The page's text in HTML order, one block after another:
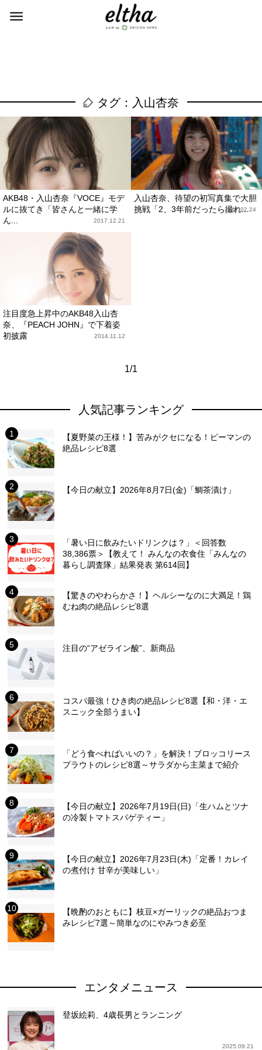
タグ：入山杏奈
AKB48・入山杏奈『VOCE』モデ
ルに抜てき「皆さんと一緒に学
ん...
2017.12.21
入山杏奈、待望の初写真集で大胆
挑戦「2、3年前だったら撮れ...
2017.02.24
注目度急上昇中のAKB48入山杏
奈、『PEACH JOHN』で下着姿
初披露
2014.11.12
1/1
人気記事ランキング
【夏野菜の王様！】苦みがクセになる！ピーマンの
絶品レシピ8選
【今日の献立】2026年8月7日(金)「鯛茶漬け」
「暑い日に飲みたいドリンクは？」＜回答数
38,386票＞【教えて！ みんなの衣食住「みんなの
暮らし調査隊」結果発表 第614回】
【驚きのやわらかさ！】ヘルシーなのに大満足！鶏
むね肉の絶品レシピ8選
注目の“アゼライン酸”、新商品
コスパ最強！ひき肉の絶品レシピ8選【和・洋・エ
スニック全部うまい】
「どう食べればいいの？」を解決！ブロッコリース
プラウトのレシピ8選～サラダから主菜まで紹介
【今日の献立】2026年7月19日(日)「生ハムとツナ
の冷製トマトスパゲティー」
【今日の献立】2026年7月23日(木)「定番！カレイ
の煮付け 甘辛が美味しい」
【晩酌のおともに】枝豆×ガーリックの絶品おつま
みレシピ7選～簡単なのにやみつき必至
エンタメニュース
登坂絵莉、4歳長男とランニング
2025.09.21